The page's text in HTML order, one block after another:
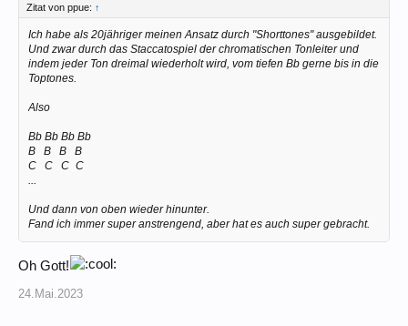
Zitat von ppue: ↑
Ich habe als 20jähriger meinen Ansatz durch "Shorttones" ausgebildet.
Und zwar durch das Staccatospiel der chromatischen Tonleiter und
indem jeder Ton dreimal wiederholt wird, vom tiefen Bb gerne bis in die
Toptones.
Also
Bb Bb Bb Bb
B
B B
B
C
C C C
Und dann von oben wieder hinunter.
Fand ich immer super anstrengend, aber hat es auch super gebracht.
Oh Gott!
24.Mai.2023